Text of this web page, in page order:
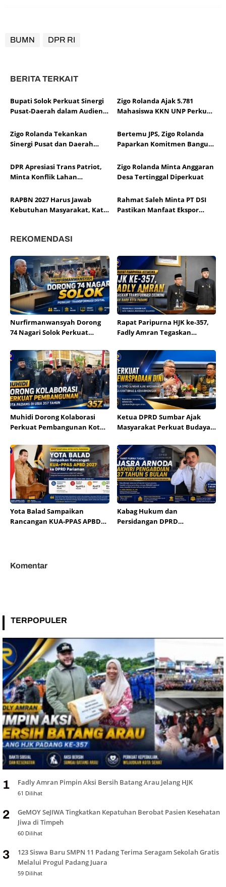
BUMN DPR RI
BERITA TERKAIT
Bupati Solok Perkuat Sinergi
Pusat-Daerah dalam Audiensi
DPR RI
Zigo Rolanda Ajak 5.781
Mahasiswa KKN UNP Perkuat
Pangan, dan Mitigasi Bencana
Sumbar
Zigo Rolanda Tekankan
Sinergi Pusat dan Daerah
Bertemu JPS, Zigo Rolanda
Paparkan Komitmen Bangun
DPR Apresiasi Trans Patriot,
Minta Konflik Lahan
Zigo Rolanda Minta Anggaran
Desa Tertinggal Diperkuat
RAPBN 2027 Harus Jawab
Kebutuhan Masyarakat, Kata
Rahmat Saleh Minta PT DSI
Pastikan Manfaat Ekspor
REKOMENDASI
Nurfirmanwansyah Dorong
74 Nagari Solok Perkuat
Rapat Paripurna HJK ke-357,
Fadly Amran Tegaskan
Arah Baru Kota Padang
Muhidi Dorong Kolaborasi
Perkuat Pembangunan Kota
Ketua DPRD Sumbar Ajak
Masyarakat Perkuat Budaya
Menjaga Kantibmas
Yota Balad Sampaikan
Rancangan KUA-PPAS APBD
Kabag Hukum dan
Persidangan DPRD
Komentar
TERPOPULER
1 Fadly Amran Pimpin Aksi Bersih Batang Arau Jelang HJK
61 Dilihat
2
GeMOY SeJIWA Tingkatkan Kepatuhan Berobat Pasien Kesehatan
Jiwa di Timpeh
60 Dilihat
3
123 Siswa Baru SMPN 11 Padang Terima Seragam Sekolah Gratis
Melalui Progul Padang Juara
59 Dilihat